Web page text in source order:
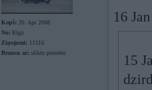
Kopš: 26. Apr 2008
No: Rīga
Ziņojumi: 11516
Braucu ar: sliktu piemēru
16
15